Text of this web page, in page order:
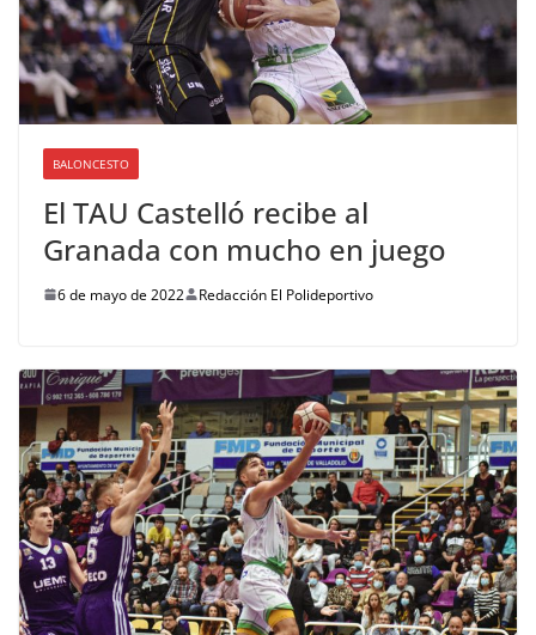
BALONCESTO
El TAU Castelló recibe al
Granada con mucho en juego
6 de mayo de 2022 Redacción El Polideportivo